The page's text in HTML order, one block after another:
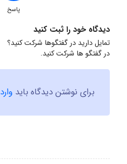
پاسخ
دیدگاه خود را ثبت کنید
تمایل دارید در گفتگوها شرکت کنید؟
در گفتگو ها شرکت کنید.
برای نوشتن دیدگاه باید وارد